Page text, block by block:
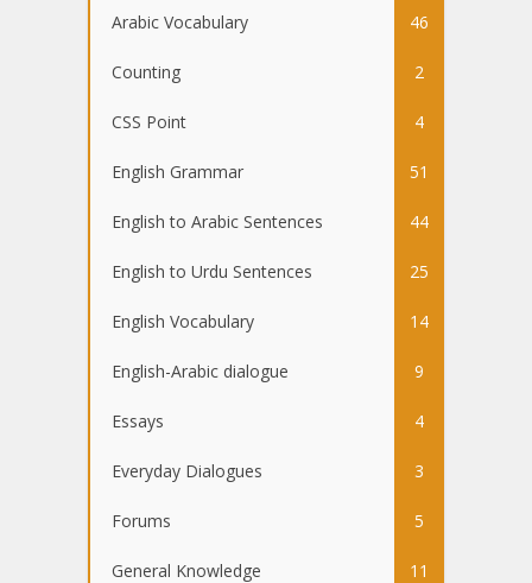
Arabic Vocabulary 46
Counting 2
CSS Point 4
English Grammar 51
English to Arabic Sentences 44
English to Urdu Sentences 25
English Vocabulary 14
English-Arabic dialogue 9
Essays 4
Everyday Dialogues 3
Forums 5
General Knowledge 11